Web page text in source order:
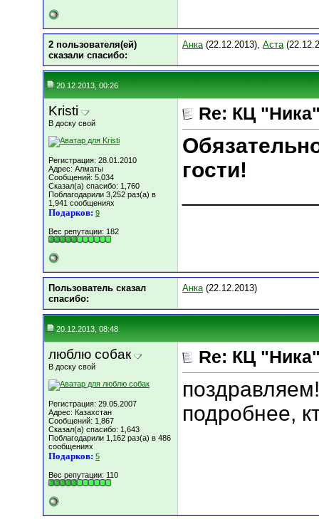
2 пользователя(ей)
сказали cпасибо:
Анка(22.12.2013), Аста
20.12.2013, 00:26
Kristi
В доску свой
Регистрация: 28.01.2010
Адрес: Алматы
Сообщений: 5,034
Сказал(а) спасибо: 1,760
Поблагодарили 3,252 раз(а) в
1,941 сообщениях
Подарков: 9
Вес репутации: 182
Re: КЦ
гости!
Пользователь сказал
cпасибо:
Анка(22.12.2013)
20.12.2013, 08:48
люблю собак
В доску свой
Регистрация: 29.05.2007
Адрес: Казахстан
Сообщений: 1,867
Сказал(а) спасибо: 1,643
Поблагодарили 1,162 раз(а) в 486
сообщениях
Подарков: 5
Вес репутации: 110
Re: КЦ
подробнее,